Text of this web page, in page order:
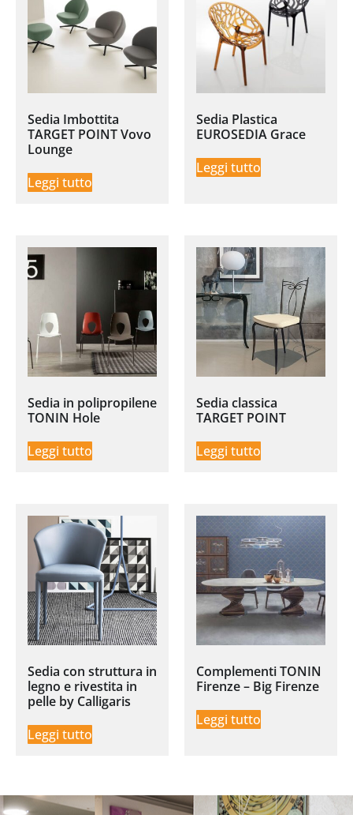
Sedia Imbottita
TARGET POINT Vovo
Lounge
Leggi tutto
Sedia Plastica
EUROSEDIA Grace
Leggi tutto
Sedia in polipropilene
TONIN Hole
Leggi tutto
Sedia classica
TARGET POINT
Leggi tutto
Sedia con struttura in
legno e rivestita in
pelle by Calligaris
Leggi tutto
Complementi TONIN
Firenze – Big Firenze
Leggi tutto